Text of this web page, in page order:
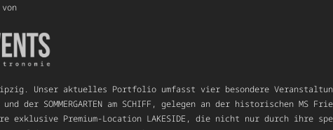
Unser aktuelles Portfolio umfasst vier besondere
SOMMERGARTEN am SCHIFF, gelegen an der historischen MS
exklusive Premium-Location LAKESIDE, die nicht nur durch ihre